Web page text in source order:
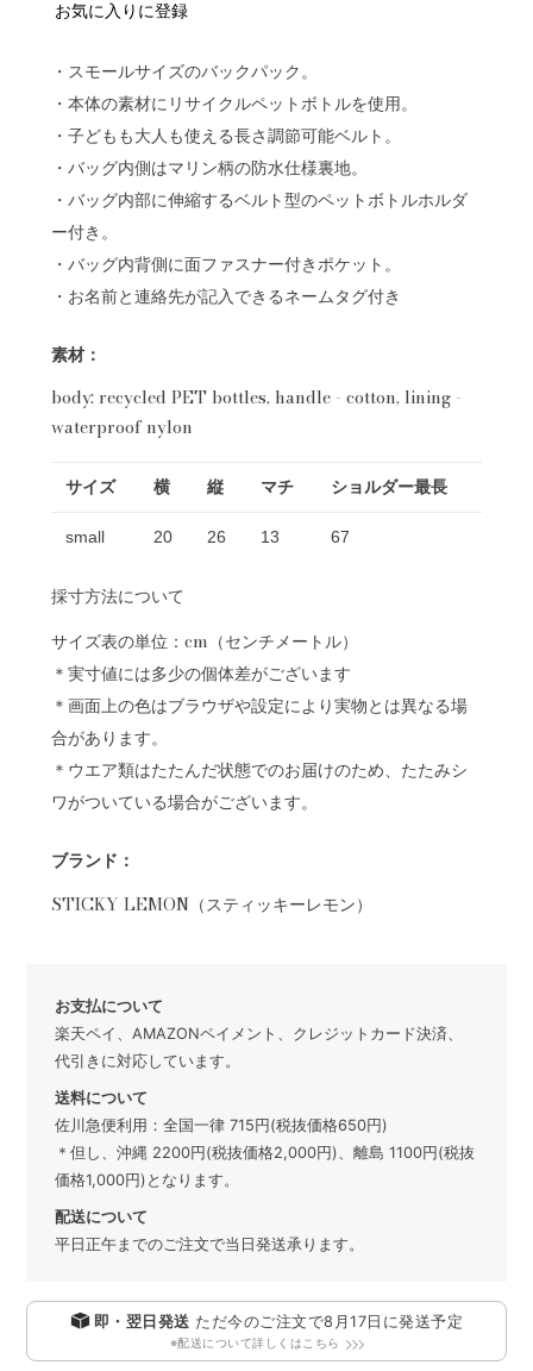
お気に入りに登録
・スモールサイズのバックパック。
・本体の素材にリサイクルペットボトルを使用。
・子どもも大人も使える長さ調節可能ベルト。
・バッグ内側はマリン柄の防水仕様裏地。
・バッグ内部に伸縮するベルト型のペットボトルホルダ
ー付き。
・バッグ内背側に面ファスナー付きポケット。
・お名前と連絡先が記入できるネームタグ付き
素材：
body: recycled PET bottles, handle - cotton, lining -
waterproof nylon
サイズ 横 縦 マチ ショルダー最長
small 20 26 13 67
採寸方法について
サイズ表の単位：cm（センチメートル）
＊実寸値には多少の個体差がございます
＊画面上の色はブラウザや設定により実物とは異なる場
合があります。
＊ウエア類はたたんだ状態でのお届けのため、たたみシ
ワがついている場合がございます。
ブランド：
STICKY LEMON（スティッキーレモン）
お支払について
楽天ペイ、AMAZONペイメント、クレジットカード決済、
代引きに対応しています。
送料について
佐川急便利用：全国一律 715円(税抜価格650円)
＊但し、沖縄 2200円(税抜価格2,000円)、離島 1100円(税抜
価格1,000円)となります。
配送について
平日正午までのご注文で当日発送承ります。
即・翌日発送 ただ今のご注文で8月17日 に発送予定
※配送について詳しくはこちら